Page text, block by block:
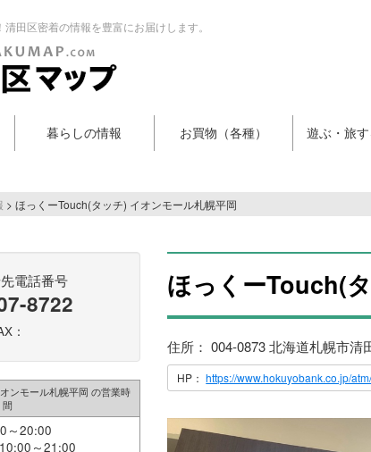
田区密着の情報を豊富にお届けします。
暮らしの情報 お買物（各種） 遊ぶ・旅
> ほっくーTouch(タッチ) イオンモール札幌平岡
電話番号
8722
：
ンモール札幌平岡 の営業時
間
～20:00
～21:00
ほっくーTouch(
住所： 004-0873 北海道札幌市清
HP：https://www.hokuyobank.co.jp/